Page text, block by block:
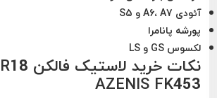
آئودی A6، A7 و S5
پورشه پانامرا
لکسوس GS و LS
AZENIS FK453